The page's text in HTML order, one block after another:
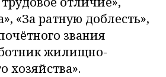
«За ратную доблесть»,
звания
жилищно-
хозяйства».